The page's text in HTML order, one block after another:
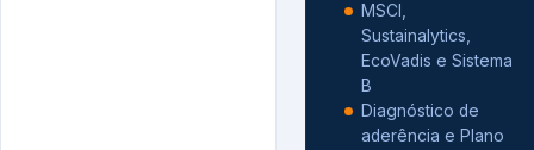
MSCI,
Sustainalytics,
EcoVadis e Sistema
B
Diagnóstico de
aderência e Plano